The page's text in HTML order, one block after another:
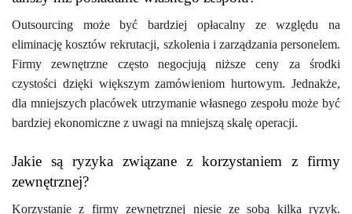
Outsourcing może być bardziej opłacalny ze względu na
eliminację kosztów rekrutacji, szkolenia i zarządzania personelem.
Firmy zewnętrzne często negocjują niższe ceny za środki
czystości dzięki większym zamówieniom hurtowym. Jednakże,
dla mniejszych placówek utrzymanie własnego zespołu może być
bardziej ekonomiczne z uwagi na mniejszą skalę operacji.
Jakie są ryzyka związane z korzystaniem z firmy
zewnętrznej?
Korzystanie z firmy zewnętrznej niesie ze sobą kilka ryzyk.